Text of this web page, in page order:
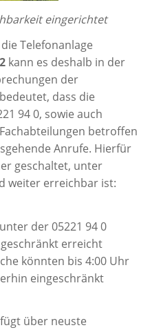
eingerichtet
Telefonanlage
kann es deshalb in der
der
dass die
94 0, sowie auch
betroffen
Anrufe. Hierfür
geschaltet, unter
weiter erreichbar ist:
der 05221 94 0
erreicht
könnten bis 4:00 Uhr
eingeschränkt
über neuste